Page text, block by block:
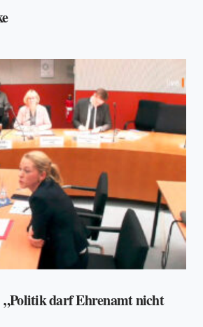
darf Ehrenamt nicht